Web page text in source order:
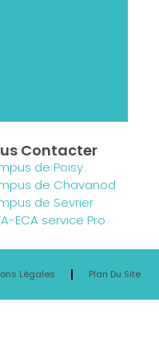
Contacter
de Poisy
de Chavanod
de Sevrier
ECA service Pro
Légales Plan Du Site